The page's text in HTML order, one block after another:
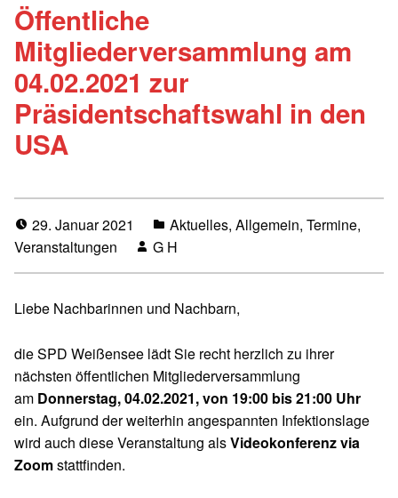
Öffentliche
Mitgliederversammlung am
04.02.2021 zur
Präsidentschaftswahl in den
USA
29. Januar 2021 Aktuelles, Allgemein, Termine,
Veranstaltungen
G H
Liebe Nachbarinnen und Nachbarn,
die SPD Weißensee lädt Sie recht herzlich zu ihrer
nächsten öffentlichen Mitgliederversammlung
am Donnerstag, 04.02.2021, von 19:00 bis 21:00 Uhr
ein. Aufgrund der weiterhin angespannten Infektionslage
wird auch diese Veranstaltung alsVideokonferenz via
Zoomstattfinden.